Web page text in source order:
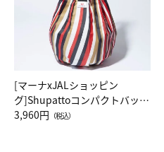
[マーナxJALショッピン
グ]Shupattoコンパクトバッグ
Drop JAL客室乗務員（LC）ス
3,960円 （税込）